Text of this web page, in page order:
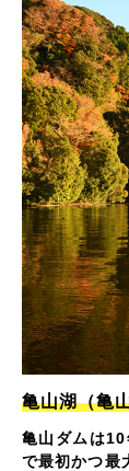
亀山湖（亀
亀山ダムは
で最初かつ最